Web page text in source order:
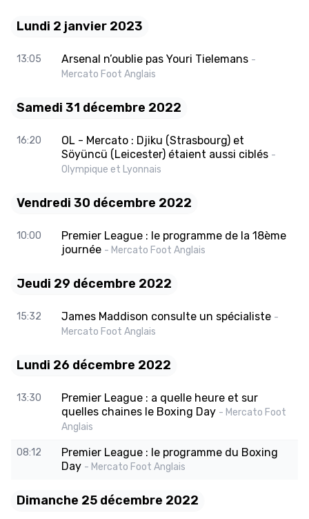
Lundi 2 janvier 2023
13:05 Arsenal n’oublie pas Youri Tielemans -
Mercato Foot Anglais
Samedi 31 décembre 2022
16:20
OL - Mercato : Djiku (Strasbourg) et
Söyüncü (Leicester) étaient aussi ciblés -
Olympique et Lyonnais
Vendredi 30 décembre 2022
10:00
Premier League : le programme de la 18ème
journée - Mercato Foot Anglais
Jeudi 29 décembre 2022
15:32 James Maddison consulte un spécialiste -
Mercato Foot Anglais
Lundi 26 décembre 2022
13:30
Premier League : a quelle heure et sur
quelles chaines le Boxing Day - Mercato Foot
Anglais
08:12
Premier League : le programme du Boxing
Day - Mercato Foot Anglais
Dimanche 25 décembre 2022